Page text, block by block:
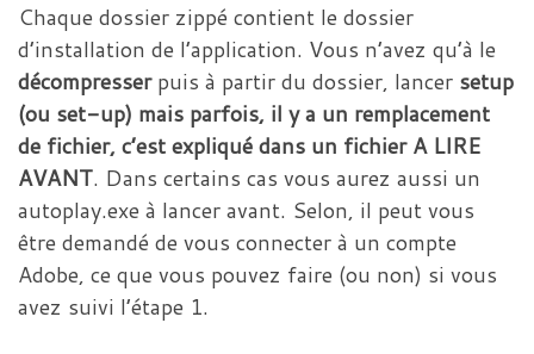
Chaque dossier zippé contient le dossier
d’installation de l’application. Vous n’avez qu’à le
décompresserpuis à partir du dossier, lancer setup
(ou set-up) mais parfois, il y a un remplacement
de fichier, c’est expliqué dans un fichier A LIRE
AVANT. Dans certains cas vous aurez aussi un
autoplay.exe à lancer avant. Selon, il peut vous
être demandé de vous connecter à un compte
Adobe, ce que vous pouvez faire (ou non) si vous
avez suivi l’étape 1.